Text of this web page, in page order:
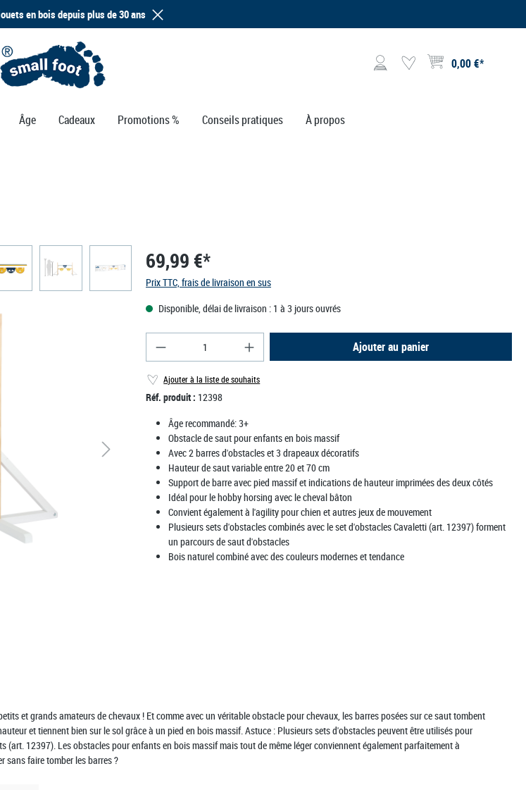
en bois depuis plus de 30 ans
0,00 €*
Le panier contient 0
Âge Cadeaux Promotions % Conseils pratiques À propos
69,99 €*
Prix TTC, frais de livraison en sus
Disponible, délai de livraison : 1 à 3 jours ouvrés
Quantité de produit : Entrez la quantité souhaitée ou
Ajouter au panier
Ajouter à la liste de souhaits
Réf. produit : 12398
Âge recommandé:3+
Obstacle de saut pour enfants en bois massif
Avec 2 barres d'obstacles et 3 drapeaux décoratifs
Hauteur de saut variable entre 20 et 70 cm
Support de barre avec pied massif et indications de hauteur imprimées des deux côtés
Idéal pour le hobby horsing avec le cheval bâton
Convient également à l'agility pour chien et autres jeux de mouvement
Plusieurs sets d'obstacles combinés avec le set d'obstacles Cavaletti (art. 12397) forment
un parcours de saut d'obstacles
Bois naturel combiné avec des couleurs modernes et tendance
et grands amateurs de chevaux ! Et comme avec un véritable obstacle pour chevaux, les barres posées sur ce saut tombent
et tiennent bien sur le sol grâce à un pied en bois massif. Astuce : Plusieurs sets d'obstacles peuvent être utilisés pour
12397). Les obstacles pour enfants en bois massif mais tout de même léger conviennent également parfaitement à
sans faire tomber les barres ?